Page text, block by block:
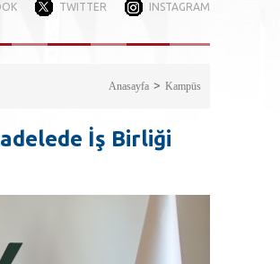
TWITTER INSTAGRAM
Anasayfa Kampüs
İş Birliği